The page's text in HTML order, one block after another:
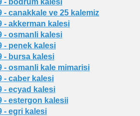
- bodrum kalesi
- canakkale ve 25 kalemiz
- akkerman kalesi
- osmanli kalesi
- penek kalesi
- bursa kalesi
- osmanli kale mimarisi
- caber kalesi
- ecyad kalesi
- estergon kalesii
- egri kalesi